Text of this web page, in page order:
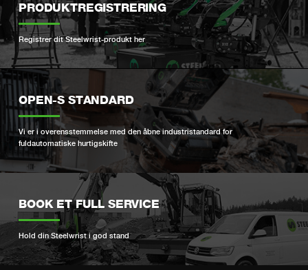
PRODUKTREGISTRERING
Registrer dit Steelwrist-produkt her
OPEN-S STANDARD
Vi er i overensstemmelse med den åbne industristandard for
fuldautomatiske hurtigskifte
BOOK ET FULL SERVICE
Hold din Steelwrist i god stand